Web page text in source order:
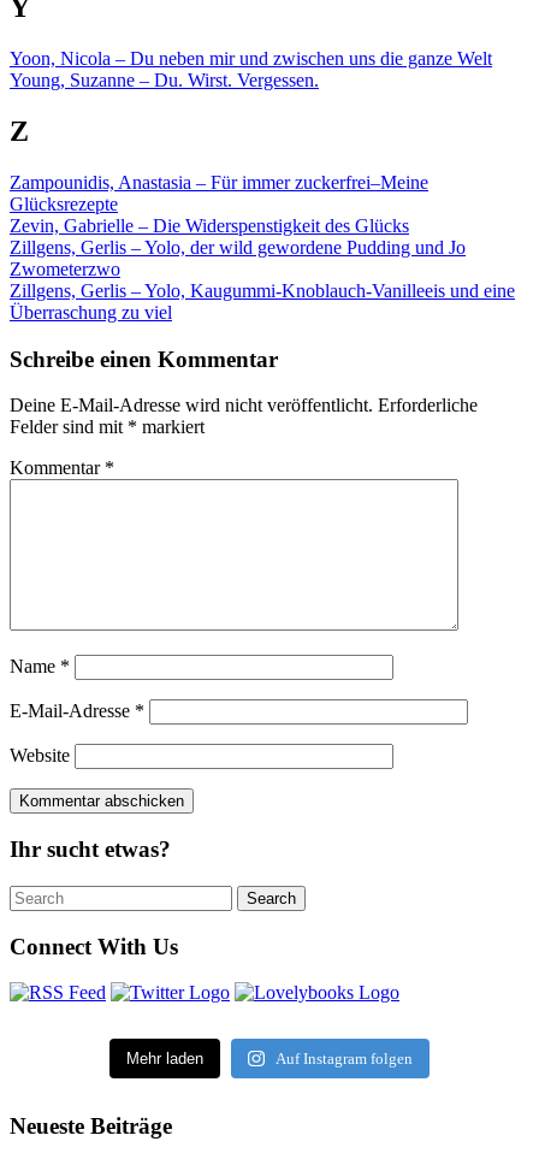
Y
Yoon, Nicola – Du neben mir und zwischen uns die ganze Welt
Young, Suzanne – Du. Wirst. Vergessen.
Z
Zampounidis, Anastasia – Für immer zuckerfrei–Meine
Glücksrezepte
Zevin, Gabrielle – Die Widerspenstigkeit des Glücks
Zillgens, Gerlis – Yolo, der wild gewordene Pudding und Jo
Zwometerzwo
Zillgens, Gerlis – Yolo, Kaugummi-Knoblauch-Vanilleeis und eine
Überraschung zu viel
Schreibe einen Kommentar
Deine E-Mail-Adresse wird nicht veröffentlicht. Erforderliche
Felder sind mit * markiert
Kommentar *
Name *
E-Mail-Adresse *
Website
Ihr sucht etwas?
Search
for:
Search
Connect With Us
Mehr laden Auf Instagram folgen
Neueste Beiträge